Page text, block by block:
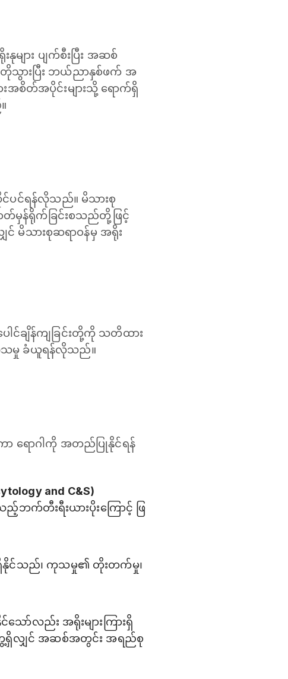
ား ပျက်စီးပြီး အဆစ်
သွားပြီး ဘယ်ညာနှစ်ဖက် အ
အစိတ်အပိုင်းများသို့ ရောက်ရှိ
င်ပင်ရန်လိုသည်။ မိသားစု
ာတ်မှန်ရိုက်ခြင်းစသည်တို့ဖြင့်
င် မိသားစုဆရာဝန်မှ အရိုး
ေါင်ချိန်ကျခြင်းတို့ကို သတိထား
ကုသမှု ခံယူရန်လိုသည်။
ပ်ကာ ရောဂါကို အတည်ပြုနိုင်ရန်
and C&S)
ည့်ဘက်တီးရီးယားပိုးကြောင့် ဖြ
သိရှိနိုင်သည်၊ ကုသမှု၏ တိုးတက်မှု၊
ော်လည်း အရိုးများကြားရှိ
ေ့ရှိလျှင် အဆစ်အတွင်း အရည်စု